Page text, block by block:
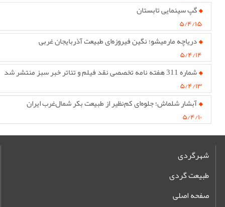
گپ سینمایی تابستان
۵/۴/۱۵
دریاچه مارمیشو؛ نگین فیروزه‌ای طبیعت آذربایجان غربی
۵/۴/۱۴
شماره 311 هفته نامه تخصصی نقد فیلم و تئاتر خبر سبز منتشر شد
۵/۴/۱۳
آبشار شلماش؛ جلوه‌ای کم‌نظیر از طبیعت بکر شمال‌غرب ایران
۵/۴/۱۰
شهرگردی
طبیعت گردی
صفحه اصلی